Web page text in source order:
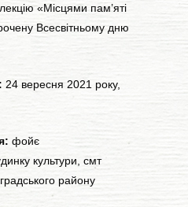
«Місцями пам’яті
Всесвітньому дню
24 вересня 2021 року,
фойє
культури, смт
району